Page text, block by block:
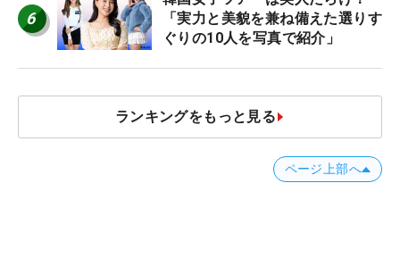
6
「実力と美貌を兼ね備えた選りす
ぐりの10人を写真で紹介」
ランキングをもっと見る
ページ上部へ